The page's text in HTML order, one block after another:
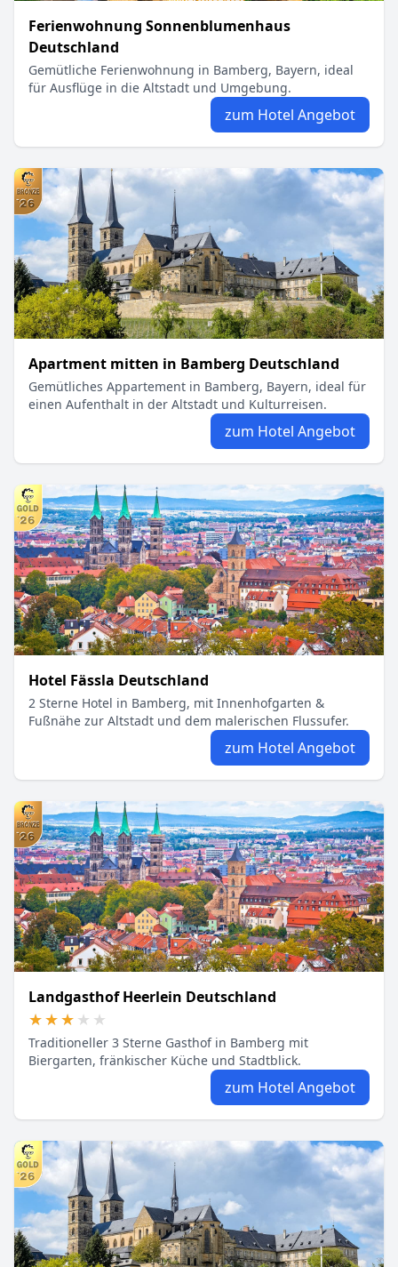
Ferienwohnung Sonnenblumenhaus
Deutschland
Gemütliche Ferienwohnung in Bamberg, Bayern, ideal
für Ausflüge in die Altstadt und Umgebung.
zum Hotel Angebot
Apartment mitten in Bamberg Deutschland
Gemütliches Appartement in Bamberg, Bayern, ideal für
einen Aufenthalt in der Altstadt und Kulturreisen.
zum Hotel Angebot
Hotel Fässla Deutschland
2 Sterne Hotel in Bamberg, mit Innenhofgarten &
Fußnähe zur Altstadt und dem malerischen Flussufer.
zum Hotel Angebot
Landgasthof Heerlein Deutschland
★★★★★
★★★★★
Traditioneller 3 Sterne Gasthof in Bamberg mit
Biergarten, fränkischer Küche und Stadtblick.
zum Hotel Angebot